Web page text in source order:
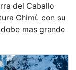
del Caballo
Chimù con su
mas grande